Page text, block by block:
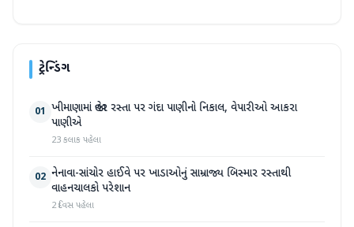
ટ્રેન્ડિંગ
01 ખીમાણામાં જાહેર રસ્તા પર ગંદા પાણીનો નિકાલ, વેપારીઓ આકરા
પાણીએ
23 કલાક પહેલા
02 નેનાવા-સાંચોર હાઈવે પર ખાડાઓનું સામ્રાજ્ય બિસ્માર રસ્તાથી
વાહનચાલકો પરેશાન
2 દિવસ પહેલા